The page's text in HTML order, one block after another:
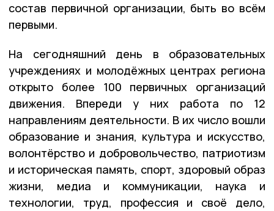
состав первичной организации, быть во всём
первыми.
На сегодняшний день в образовательных
учреждениях и молодёжных центрах региона
открыто более 100 первичных организаций
движения. Впереди у них работа по 12
направлениям деятельности. В их число вошли
образование и знания, культура и искусство,
волонтёрство и добровольчество, патриотизм
и историческая память, спорт, здоровый образ
жизни, медиа и коммуникации, наука и
технологии, труд, профессия и своё дело,